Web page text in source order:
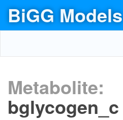
BiGG Models
Metabolite:
bglycogen_c